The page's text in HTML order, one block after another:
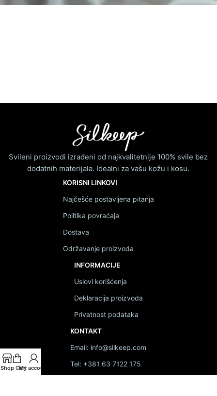
Svileni proizvodi izrađeni od najkvalitetnije 100% svile bez
dodatnih materijala. Idealni za vašu kožu i kosu.
KORISNI LINKOVI
Najčešće postavljena pitanja
Politika povraćaja
Dostava
Održavanje proizvoda
INFORMACIJE
Uslovi korišćenja
Deklaracija proizvoda
Privatnost podataka
KONTAKT
Email: info@silkeep.com
Tel: +381 63 7122 175
Shop Cart
My account